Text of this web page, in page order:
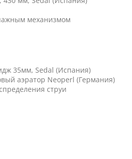
механизмом
35мм, Sedal (Испания)
аэратор Neoperl (Германия)
струи